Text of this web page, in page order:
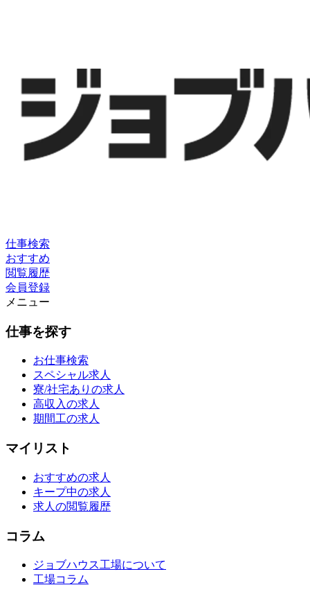
仕事検索
おすすめ
閲覧履歴
会員登録
メニュー
仕事を探す
お仕事検索
スペシャル求人
寮/社宅ありの求人
高収入の求人
期間工の求人
マイリスト
おすすめの求人
キープ中の求人
求人の閲覧履歴
コラム
ジョブハウス工場について
工場コラム